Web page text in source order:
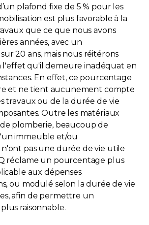
plafond fixe de 5 % pour les
est plus favorable à la
que ce que nous avons
années, avec un
20 ans, mais nous réitérons
l'effet qu'il demeure inadéquat en
En effet, ce pourcentage
et ne tient aucunement compte
travaux ou de la durée de vie
Outre les matériaux
plomberie, beaucoup de
immeuble et/ou
pas une durée de vie utile
réclame un pourcentage plus
aux dépenses
ou modulé selon la durée de vie
afin de permettre un
raisonnable.